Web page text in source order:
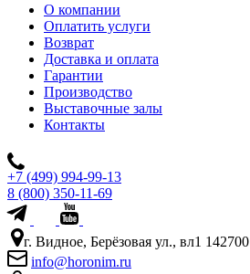
О компании
Оплатить услуги
Возврат
Доставка и оплата
Гарантии
Производство
Выставочные залы
Контакты
+7 (499) 994-99-13
8 (800) 350-11-69
г. Видное, Берёзовая ул., вл1 142700
info@horonim.ru